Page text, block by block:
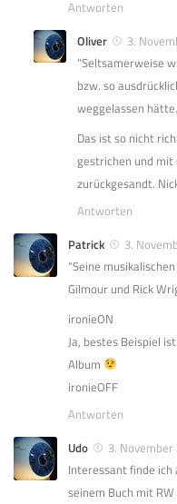
Antworten
Oliver
3.
“Seltsamerweise
bzw. so
weggelassen
Das ist so nicht
gestrichen und mit
zurückgesandt.
Antworten
Patrick
3.
“Seine
Gilmour und Rick
ironieON
Ja, bestes Beispiel
Album
ironieOFF
Antworten
Udo
3.
Interessant finde ich
seinem Buch mit